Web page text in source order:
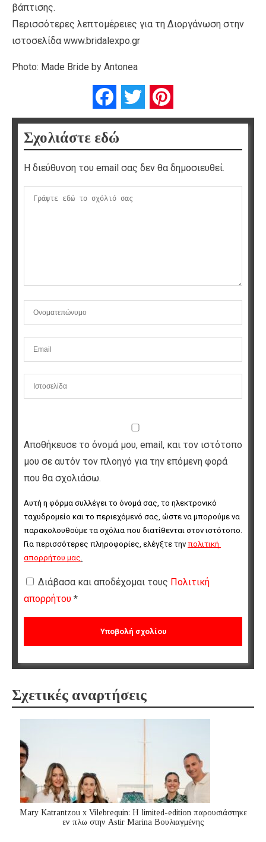
βάπτισης.
Περισσότερες λεπτομέρειες για τη Διοργάνωση στην
ιστοσελίδα www.bridalexpo.gr
Photo: Made Bride by Antonea
FacebookTwitter
Σχολιάστε εδώ
Η διεύθυνση του email σας δεν θα δημοσιευθεί.
Αποθήκευσε το όνομά μου, email, και τον ιστότοπο
μου σε αυτόν τον πλοηγό για την επόμενη φορά
που θα σχολιάσω.
Αυτή η φόρμα συλλέγει το όνομά σας, το ηλεκτρονικό
ταχυδρομείο και το περιεχόμενό σας, ώστε να μπορούμε να
παρακολουθούμε τα σχόλια που διατίθενται στον ιστότοπο.
Για περισσότερες πληροφορίες, ελέγξτε την πολιτική
απορρήτου μας.
Διάβασα και αποδέχομαι τους Πολιτική
απορρήτου *
Σχετικές αναρτήσεις
Mary Katrantzou x Vilebrequin: Η limited-edition παρουσιάστηκε
εν πλω στην Astir Marina Βουλιαγμένης